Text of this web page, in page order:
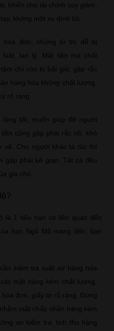
khiến cho tài chính suy giảm,
không một xu dính túi.
hóa đơn, chứng từ thì dễ bị
lao lý. Mất tiền mà chất
chí còn bị bắt giữ, gặp rắc
hàng hóa không chất lượng,
rõ ràng.
lòng tốt, muốn giúp đỡ người
cũng gặp phải rắc rối, khó
về. Cho người khác tá túc thì
gặp phải kẻ gian. Tất cả đều
gia chủ.
là 1 tiểu hạn có liên quan đến
hạn Ngũ Mộ mang đến, bạn
kiểm tra xuất xứ hàng hóa
mặt hàng kém chất lượng.
đơn, giấy tờ rõ ràng. Đừng
mắt chấp nhận hàng kém
an kiểm tra, tịch thu hàng